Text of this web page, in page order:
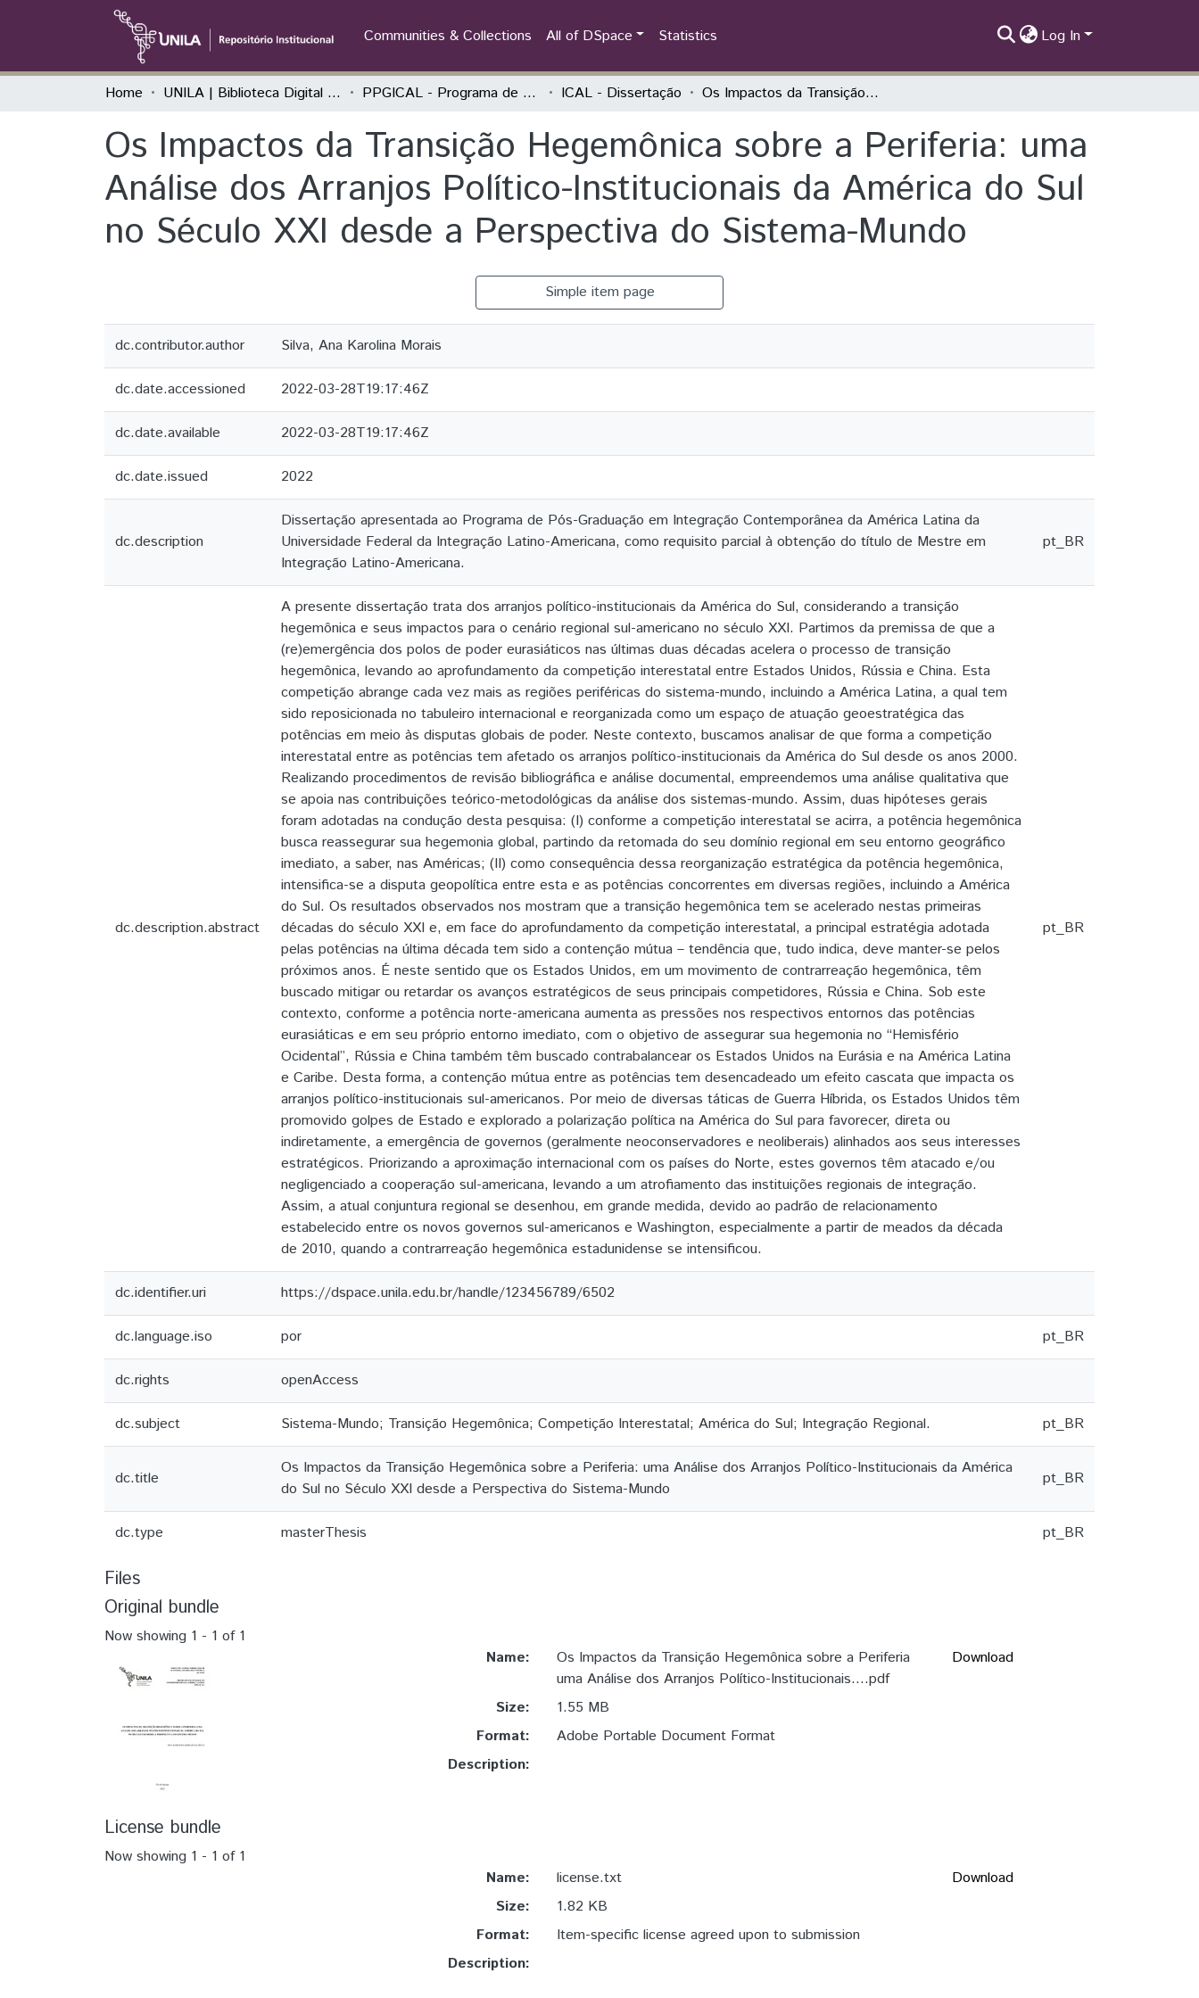
Communities & Collections All of DSpace Statistics Log In
Home UNILA | Biblioteca Digital de Dissertações e Teses PPGICAL - Programa de Pós-Graduação em Integração Contemporânea da América Latina ICAL - Dissertação Os Impactos da Transição Hegemônica sobre a Periferia: uma Análise dos Arranjos Político-Institucionais da América do Sul no Século XXI desde a Perspectiva do Sistema-Mundo
Os Impactos da Transição Hegemônica sobre a Periferia: uma
Análise dos Arranjos Político-Institucionais da América do Sul
no Século XXI desde a Perspectiva do Sistema-Mundo
Simple item page
dc.contributor.author Silva, Ana Karolina Morais
dc.date.accessioned 2022-03-28T19:17:46Z
dc.date.available 2022-03-28T19:17:46Z
dc.date.issued 2022
dc.description
Dissertação apresentada ao Programa de Pós-Graduação em Integração Contemporânea da América Latina da
Universidade Federal da Integração Latino-Americana, como requisito parcial à obtenção do título de Mestre em
Integração Latino-Americana.
pt_BR
dc.description.abstract
A presente dissertação trata dos arranjos político-institucionais da América do Sul, considerando a transição
hegemônica e seus impactos para o cenário regional sul-americano no século XXI. Partimos da premissa de que a
(re)emergência dos polos de poder eurasiáticos nas últimas duas décadas acelera o processo de transição
hegemônica, levando ao aprofundamento da competição interestatal entre Estados Unidos, Rússia e China. Esta
competição abrange cada vez mais as regiões periféricas do sistema-mundo, incluindo a América Latina, a qual tem
sido reposicionada no tabuleiro internacional e reorganizada como um espaço de atuação geoestratégica das
potências em meio às disputas globais de poder. Neste contexto, buscamos analisar de que forma a competição
interestatal entre as potências tem afetado os arranjos político-institucionais da América do Sul desde os anos 2000.
Realizando procedimentos de revisão bibliográfica e análise documental, empreendemos uma análise qualitativa que
se apoia nas contribuições teórico-metodológicas da análise dos sistemas-mundo. Assim, duas hipóteses gerais
foram adotadas na condução desta pesquisa: (I) conforme a competição interestatal se acirra, a potência hegemônica
busca reassegurar sua hegemonia global, partindo da retomada do seu domínio regional em seu entorno geográfico
imediato, a saber, nas Américas; (II) como consequência dessa reorganização estratégica da potência hegemônica,
intensifica-se a disputa geopolítica entre esta e as potências concorrentes em diversas regiões, incluindo a América
do Sul. Os resultados observados nos mostram que a transição hegemônica tem se acelerado nestas primeiras
décadas do século XXI e, em face do aprofundamento da competição interestatal, a principal estratégia adotada
pelas potências na última década tem sido a contenção mútua – tendência que, tudo indica, deve manter-se pelos
próximos anos. É neste sentido que os Estados Unidos, em um movimento de contrarreação hegemônica, têm
buscado mitigar ou retardar os avanços estratégicos de seus principais competidores, Rússia e China. Sob este
contexto, conforme a potência norte-americana aumenta as pressões nos respectivos entornos das potências
eurasiáticas e em seu próprio entorno imediato, com o objetivo de assegurar sua hegemonia no “Hemisfério
Ocidental”, Rússia e China também têm buscado contrabalancear os Estados Unidos na Eurásia e na América Latina
e Caribe. Desta forma, a contenção mútua entre as potências tem desencadeado um efeito cascata que impacta os
arranjos político-institucionais sul-americanos. Por meio de diversas táticas de Guerra Híbrida, os Estados Unidos têm
promovido golpes de Estado e explorado a polarização política na América do Sul para favorecer, direta ou
indiretamente, a emergência de governos (geralmente neoconservadores e neoliberais) alinhados aos seus interesses
estratégicos. Priorizando a aproximação internacional com os países do Norte, estes governos têm atacado e/ou
negligenciado a cooperação sul-americana, levando a um atrofiamento das instituições regionais de integração.
Assim, a atual conjuntura regional se desenhou, em grande medida, devido ao padrão de relacionamento
estabelecido entre os novos governos sul-americanos e Washington, especialmente a partir de meados da década
de 2010, quando a contrarreação hegemônica estadunidense se intensificou.
pt_BR
dc.identifier.uri https://dspace.unila.edu.br/handle/123456789/6502
dc.language.iso por pt_BR
dc.rights openAccess
dc.subject Sistema-Mundo; Transição Hegemônica; Competição Interestatal; América do Sul; Integração Regional. pt_BR
dc.title
Os Impactos da Transição Hegemônica sobre a Periferia: uma Análise dos Arranjos Político-Institucionais da América
do Sul no Século XXI desde a Perspectiva do Sistema-Mundo
pt_BR
dc.type masterThesis pt_BR
Files
Original bundle
Now showing 1 - 1 of 1
Name:
Os Impactos da Transição Hegemônica sobre a Periferia
uma Análise dos Arranjos Político-Institucionais....pdf
Size:
1.55 MB
Format:
Adobe Portable Document Format
Description:
Download
License bundle
Now showing 1 - 1 of 1
Name:
license.txt
Size:
1.82 KB
Format:
Item-specific license agreed upon to submission
Description:
Download